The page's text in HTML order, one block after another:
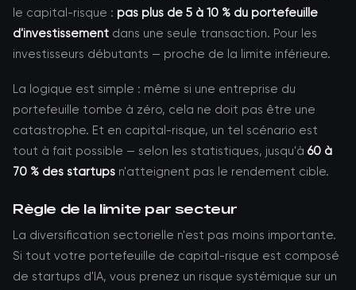
le capital-risque : pas plus de 5 à 10 % du portefeuille
d'investissement dans une seule transaction. Pour les
investisseurs débutants — proche de la limite inférieure.
La logique est simple : même si une entreprise du
portefeuille tombe à zéro, cela ne doit pas être une
catastrophe. Et en capital-risque, un tel scénario est
tout à fait possible — selon les statistiques, jusqu'à 60 à
70 % des startups n'atteignent pas le rendement cible.
Règle de la limite par secteur
La diversification sectorielle n'est pas moins importante.
Si tout votre portefeuille de capital-risque est composé
de startups d'IA, vous prenez un risque systémique sur un